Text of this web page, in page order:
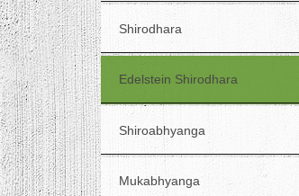
Shirodhara
Edelstein Shirodhara
Shiroabhyanga
Mukabhyanga